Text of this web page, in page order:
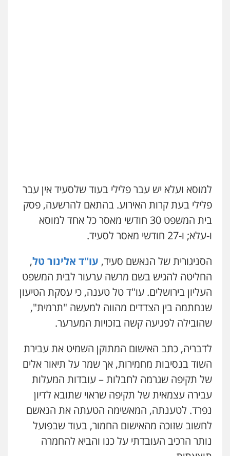
למוסא ועלא יש עבר פלילי בעוד שלסעיד אין עבר
פלילי בעת קרות האירוע. בהתאם להרשעה, פסק
בית המשפט 30 חודשי מאסר כל אחד למוסא
ו-עלא; ו-27 חודשי מאסר לסעיד.
הסניגורית של הנאשם סעיד, עו"ד אלינור טל,
החליטה להגיש בשם מרשה ערעור לבית המשפט
העליון בירושלים. עו"ד טל טענה, כי עסקת הטיעון
שנחתמה בין הצדדים מהווה למעשה "תרמית",
שהובילה לפגיעה קשה בזכויות המערער.
לדבריה, כתב האישום המתוקן השמיט את עבירת
השוד בנסיבות מחמירות, אך שמר על תיאור אלים
של תקיפה שגרמה לחבלות – עובדות המעלות
עבירה עצמאית של תקיפה שראוי שתובא לדיון
נפרד. לטענתה, המאשימה הטעתה את הנאשם
לחשוב שזוכה מהאישום החמור, בעוד שבפועל
נותר הרכיב העובדתי על כנו והביא להחמרה